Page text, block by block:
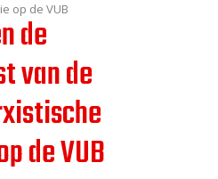
op de VUB
de
van de
de VUB